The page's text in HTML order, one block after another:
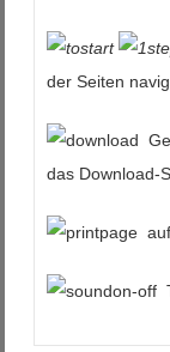
der Seiten
das Download-